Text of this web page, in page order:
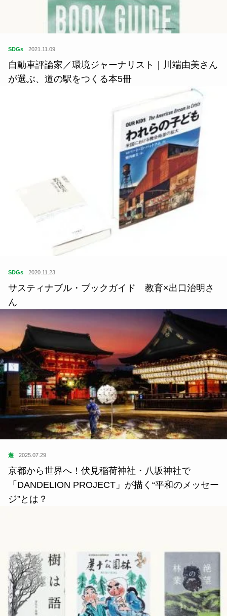
SDGs 2021.11.09
自動車評論家／環境ジャーナリスト｜川端由美さん
が選ぶ、道の駅をつくる本5冊
SDGs 2020.11.23
サスティナブル・ブックガイド 教育×出口治明さ
ん
遊 2025.07.29
京都から世界へ！伏見稲荷神社・八坂神社で
「DANDELION PROJECT」が描く“平和のメッセー
ジ”とは？